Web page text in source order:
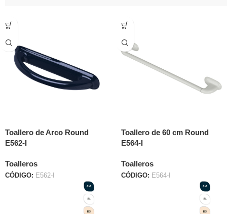
Toallero de Arco Round
E562-I
Toalleros
CÓDIGO: E562-I
Toallero de 60 cm Round
E564-I
Toalleros
CÓDIGO: E564-I